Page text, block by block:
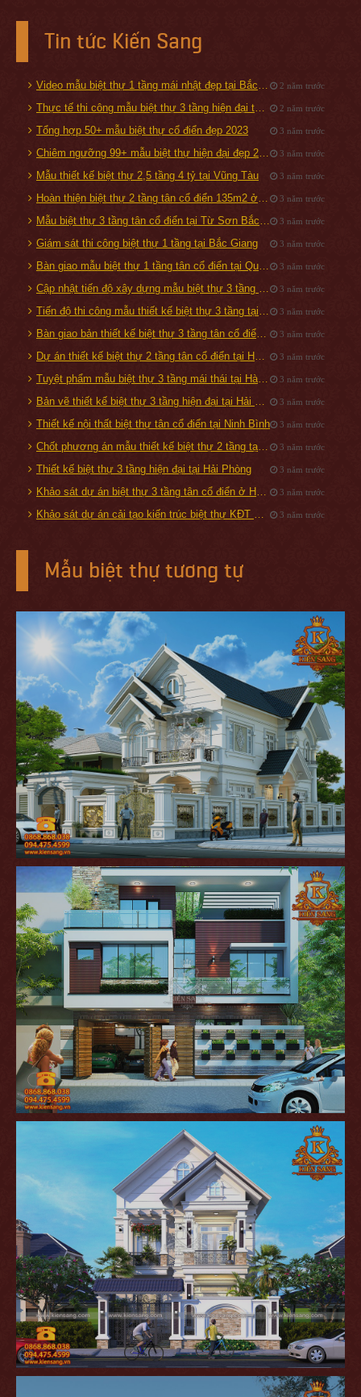
Tin tức Kiến Sang
Video mẫu biệt thự 1 tầng mái nhật đẹp tại Bắc Giang 2 năm trước
Thực tế thi công mẫu biệt thự 3 tầng hiện đại tại Quảng Ninh 2 năm trước
Tổng hợp 50+ mẫu biệt thự cổ điển đẹp 2023 3 năm trước
Chiêm ngưỡng 99+ mẫu biệt thự hiện đại đẹp 2019 3 năm trước
Mẫu thiết kế biệt thự 2,5 tầng 4 tỷ tại Vũng Tàu 3 năm trước
Hoàn thiện biệt thự 2 tầng tân cổ điển 135m2 ở Hải Dương 3 năm trước
Mẫu biệt thự 3 tầng tân cổ điển tại Từ Sơn Bắc Ninh 3 năm trước
Giám sát thi công biệt thự 1 tầng tại Bắc Giang 3 năm trước
Bàn giao mẫu biệt thự 1 tầng tân cổ điển tại Quốc Oai, Hà Nội 3 năm trước
Cập nhật tiến độ xây dựng mẫu biệt thự 3 tầng tại Từ Sơn, Bắc Ninh 3 năm trước
Tiến độ thi công mẫu thiết kế biệt thự 3 tầng tại Tam Điệp 3 năm trước
Bàn giao bản thiết kế biệt thự 3 tầng tân cổ điển 160m2 tại Đà Nẵng 3 năm trước
Dự án thiết kế biệt thự 2 tầng tân cổ điển tại Hạ Long, Quảng Ninh 3 năm trước
Tuyệt phẩm mẫu biệt thự 3 tầng mái thái tại Hà Nội 3 năm trước
Bản vẽ thiết kế biệt thự 3 tầng hiện đại tại Hải Phòng 3 năm trước
Thiết kế nội thất biệt thự tân cổ điển tại Ninh Bình 3 năm trước
Chốt phương án mẫu thiết kế biệt thự 2 tầng tại Đan Phượng - Hà Nội 3 năm trước
Thiết kế biệt thự 3 tầng hiện đại tại Hải Phòng 3 năm trước
Khảo sát dự án biệt thự 3 tầng tân cổ điển ở Hải Dương 3 năm trước
Khảo sát dự án cải tạo kiến trúc biệt thự KĐT Vinhomes Riverside 3 năm trước
Mẫu biệt thự tương tự